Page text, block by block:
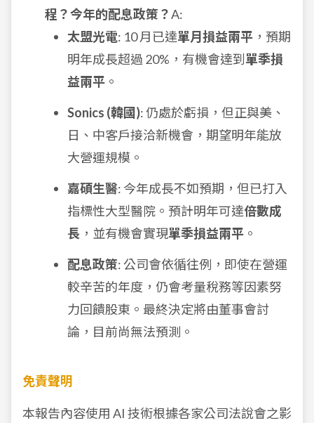
程？今年的配息政策？A:
太盟光電: 10 月已達單月損益兩平 ，預期
明年成長超過 20%，有機會達到 單季損
益兩平 。
Sonics (韓國): 仍處於虧損，但正與美、
日、中客戶接洽新機會，期望明年能放
大營運規模。
嘉碩生醫: 今年成長不如預期，但已打入
指標性大型醫院。預計明年可達倍數成
長 ，並有機會實現單季損益兩平 。
配息政策: 公司會依循往例，即使在營運
較辛苦的年度，仍會考量稅務等因素努
力回饋股東。最終決定將由董事會討
論，目前尚無法預測。
免責聲明
本報告內容使用 AI 技術根據各家公司法說會之影